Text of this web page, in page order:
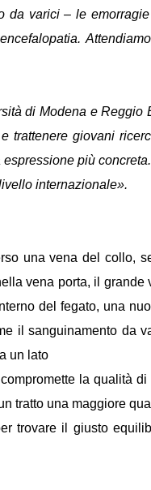
varici – le
di Modena e Reggio
giovani
più
internazionale».
una vena del
vena porta, il
del fegato, una
il sanguinamento da
un lato
la qualità
tratto una maggiore
trovare il giusto